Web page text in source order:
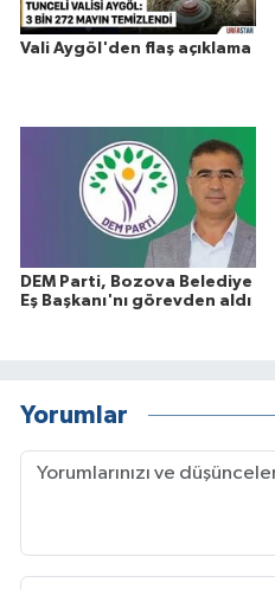
Vali Aygöl'den flaş açıklama
DEM Parti, Bozova Belediye
Eş Başkanı'nı görevden aldı
Yorumlar